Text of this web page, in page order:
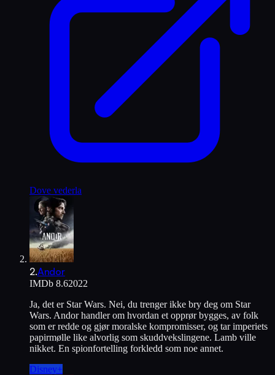
Dove vederla
2.Andor
IMDb 8.62022
Ja, det er Star Wars. Nei, du trenger ikke bry deg om Star
Wars. Andor handler om hvordan et opprør bygges, av folk
som er redde og gjør moralske kompromisser, og tar imperiets
papirmølle like alvorlig som skuddvekslingene. Lamb ville
nikket. En spionfortelling forkledd som noe annet.
Disney+